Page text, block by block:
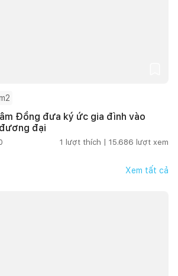
Đồng đưa ký ức gia đình vào
đại
1 lượt thích | 15.686 lượt xem
Xem tất cả